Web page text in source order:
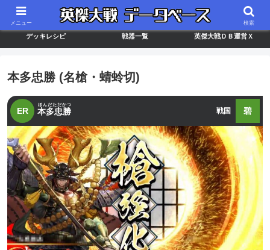
最新バージョン情報 武将ランキング カードリスト
デッキレシピ 戦器一覧 英傑大戦ＤＢ運営Ｘ
本多忠勝 (名槍・蜻蛉切)
ER 本多忠勝
ほんだただかつ
戦国 碧
メニュー 検索